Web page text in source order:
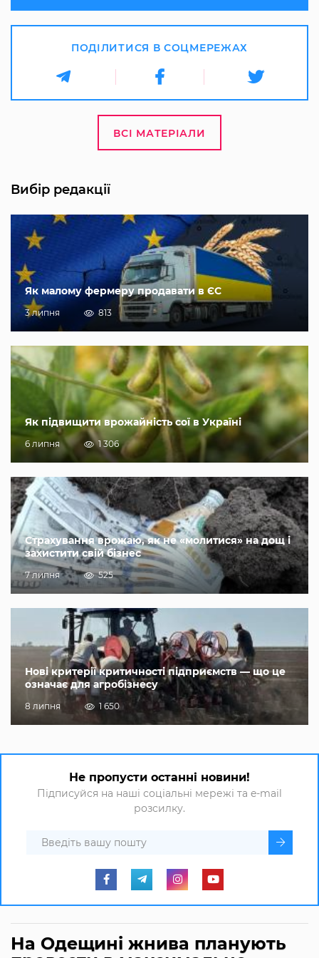
ПОДІЛИТИСЯ В СОЦМЕРЕЖАХ
ВСІ МАТЕРІАЛИ
Вибір редакції
Як малому фермеру продавати в ЄС
3 липня 813
Як підвищити врожайність сої в Україні
6 липня 1 306
Страхування врожаю, як не «молитися» на дощ і
захистити свій бізнес
7 липня 525
Нові критерії критичності підприємств — що це
означає для агробізнесу
8 липня 1 650
Не пропусти останні новини!
Підписуйся на наші соціальні мережі та e-mail
розсилку.
На Одещині жнива планують